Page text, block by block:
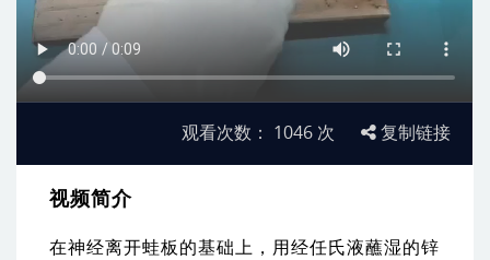
观看次数： 1046 次 复制链接
视频简介
在神经离开蛙板的基础上，用经任氏液蘸湿的锌